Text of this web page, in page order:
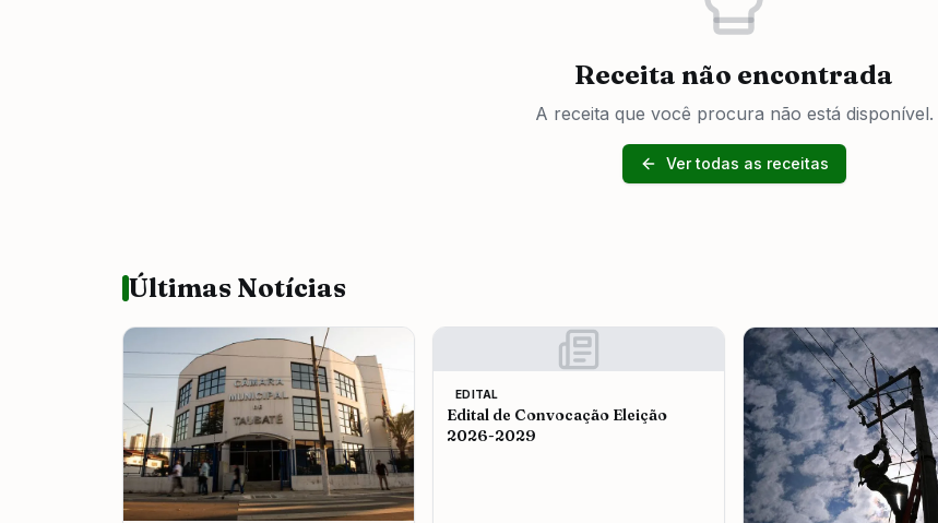
Receita não encontrada
A receita que você procura não está disponível.
Ver todas as receitas
Últimas Notícias
EDITAL
Edital de Convocação Eleição
2026-2029